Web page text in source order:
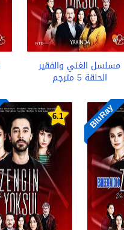
مسلسل الغني والفقير
الحلقة 5 مترجم
BluRay
6.1